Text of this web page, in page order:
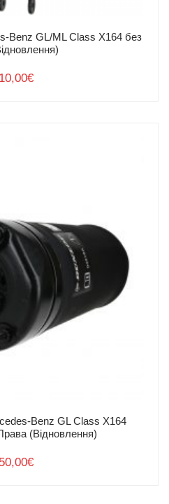
Benz GL/ML Class X164 без
€
Benz GL Class X164
(Відновлення)
€